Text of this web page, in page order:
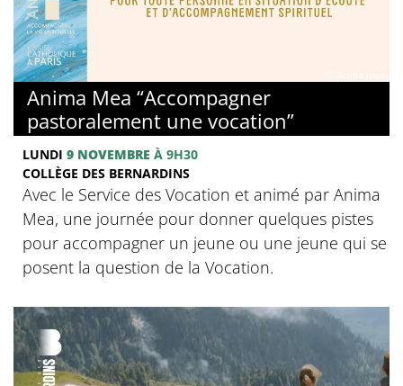
Anima Mea “Accompagner
pastoralement une vocation”
LUNDI 9 NOVEMBRE À 9H30
COLLÈGE DES BERNARDINS
Avec le Service des Vocation et animé par Anima
Mea, une journée pour donner quelques pistes
pour accompagner un jeune ou une jeune qui se
posent la question de la Vocation.